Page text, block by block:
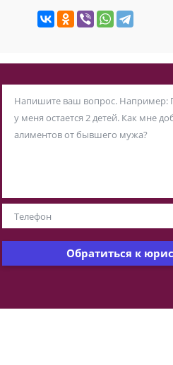
Обратиться к